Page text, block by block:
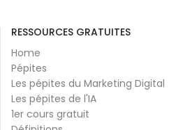
RESSOURCES GRATUITES
Home
Pépites
Les pépites du Marketing Digital
Les pépites de l'IA
1er cours gratuit